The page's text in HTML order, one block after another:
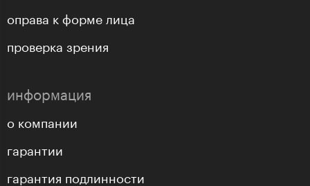
оправа к форме лица
проверка зрения
информация
о компании
гарантии
гарантия подлинности